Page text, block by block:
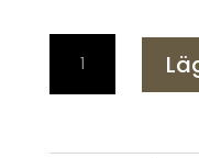
Resväska
Testad
Testfakta